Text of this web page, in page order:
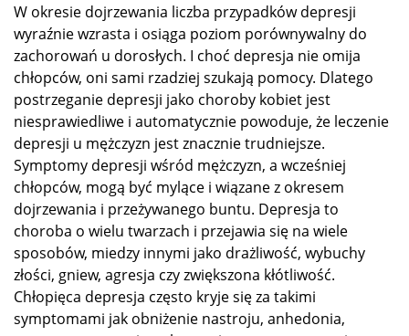
W okresie dojrzewania liczba przypadków depresji
wyraźnie wzrasta i osiąga poziom porównywalny do
zachorowań u dorosłych. I choć depresja nie omija
chłopców, oni sami rzadziej szukają pomocy. Dlatego
postrzeganie depresji jako choroby kobiet jest
niesprawiedliwe i automatycznie powoduje, że leczenie
depresji u mężczyzn jest znacznie trudniejsze.
Symptomy depresji wśród mężczyzn, a wcześniej
chłopców, mogą być mylące i wiązane z okresem
dojrzewania i przeżywanego buntu. Depresja to
choroba o wielu twarzach i przejawia się na wiele
sposobów, miedzy innymi jako drażliwość, wybuchy
złości, gniew, agresja czy zwiększona kłótliwość.
Chłopięca depresja często kryje się za takimi
symptomami jak obniżenie nastroju, anhedonia,